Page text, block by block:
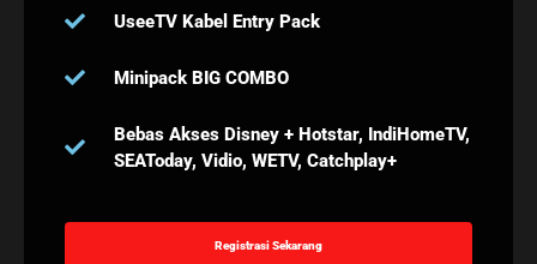
UseeTV Kabel Entry Pack
Minipack BIG COMBO
Bebas Akses Disney + Hotstar, IndiHomeTV,
SEAToday, Vidio, WETV, Catchplay+
Registrasi Sekarang